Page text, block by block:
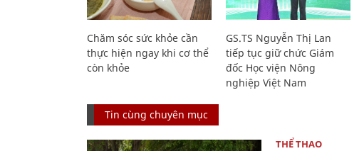
Chăm sóc sức khỏe cần
thực hiện ngay khi cơ thể
còn khỏe
GS.TS Nguyễn Thị Lan
tiếp tục giữ chức Giám
đốc Học viện Nông
nghiệp Việt Nam
Tin cùng chuyên mục
THỂ THAO